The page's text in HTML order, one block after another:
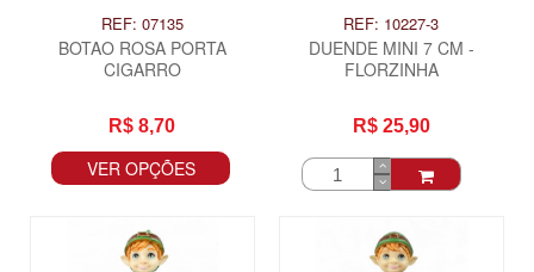
REF: 07135
BOTAO ROSA PORTA
CIGARRO
R$ 8,70
VER OPÇÕES
REF: 10227-3
DUENDE MINI 7 CM -
FLORZINHA
R$ 25,90